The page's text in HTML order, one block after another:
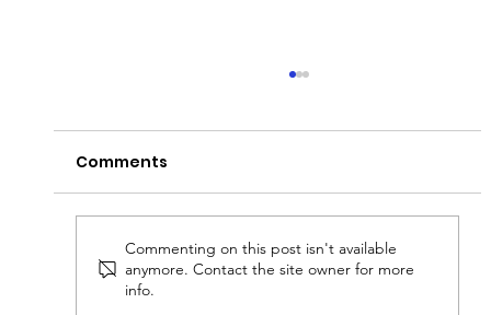
Comments
Commenting on this post isn't available
anymore. Contact the site owner for more
info.